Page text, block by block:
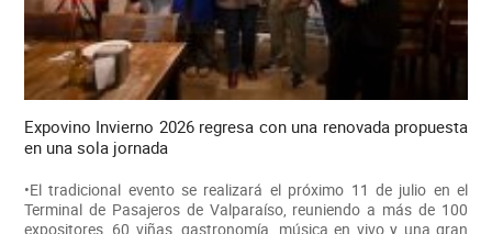
Expovino Invierno 2026 regresa con una renovada propuesta
en una sola jornada
•El tradicional evento se realizará el próximo 11 de julio en el
Terminal de Pasajeros de Valparaíso, reuniendo a más de 100
expositores, 60 viñas, gastronomía, música en vivo y una gran